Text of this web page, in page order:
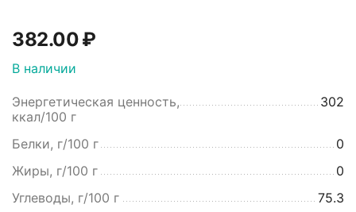
382.00₽
В наличии
Энергетическая ценность,
ккал/100 г
302
Белки, г/100 г
0
Жиры, г/100 г
0
Углеводы, г/100 г
75.3